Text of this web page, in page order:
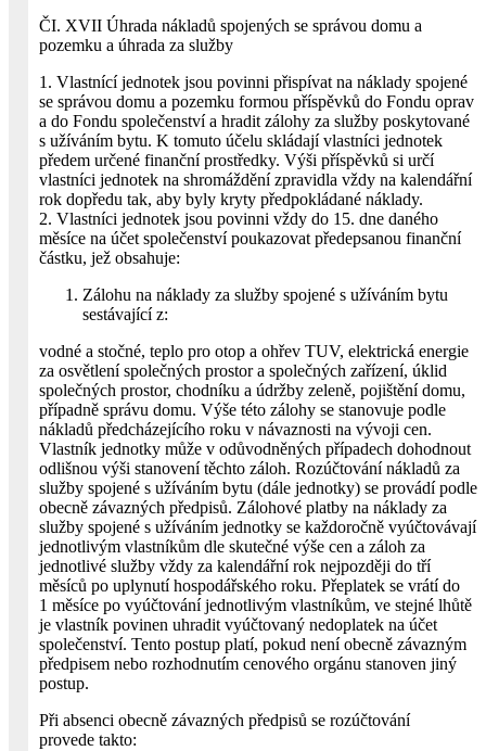
ČI. XVII Úhrada nákladů spojených se správou domu a
pozemku a úhrada za služby
1. Vlastnící jednotek jsou povinni přispívat na náklady spojené
se správou domu a pozemku formou příspěvků do Fondu oprav
a do Fondu společenství a hradit zálohy za služby poskytované
s užíváním bytu. K tomuto účelu skládají vlastníci jednotek
předem určené finanční prostředky. Výši příspěvků si určí
vlastníci jednotek na shromáždění zpravidla vždy na kalendářní
rok dopředu tak, aby byly kryty předpokládané náklady.
2. Vlastníci jednotek jsou povinni vždy do 15. dne daného
měsíce na účet společenství poukazovat předepsanou finanční
částku, jež obsahuje:
Zálohu na náklady za služby spojené s užíváním bytu
sestávající z:
vodné a stočné, teplo pro otop a ohřev TUV, elektrická energie
za osvětlení společných prostor a společných zařízení, úklid
společných prostor, chodníku a údržby zeleně, pojištění domu,
případně správu domu. Výše této zálohy se stanovuje podle
nákladů předcházejícího roku v návaznosti na vývoji cen.
Vlastník jednotky může v odůvodněných případech dohodnout
odlišnou výši stanovení těchto záloh. Rozúčtování nákladů za
služby spojené s užíváním bytu (dále jednotky) se provádí podle
obecně závazných předpisů. Zálohové platby na náklady za
služby spojené s užíváním jednotky se každoročně vyúčtovávají
jednotlivým vlastníkům dle skutečné výše cen a záloh za
jednotlivé služby vždy za kalendářní rok nejpozději do tří
měsíců po uplynutí hospodářského roku. Přeplatek se vrátí do
1 měsíce po vyúčtování jednotlivým vlastníkům, ve stejné lhůtě
je vlastník povinen uhradit vyúčtovaný nedoplatek na účet
společenství. Tento postup platí, pokud není obecně závazným
předpisem nebo rozhodnutím cenového orgánu stanoven jiný
postup.
Při absenci obecně závazných předpisů se rozúčtování
provede takto: